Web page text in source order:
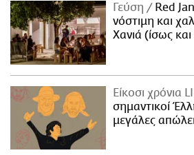
Γεύση
Red
νόστιμη και
Χανιά (ίσως
Είκοσι χρόνια
σημαντικοί
μεγάλες